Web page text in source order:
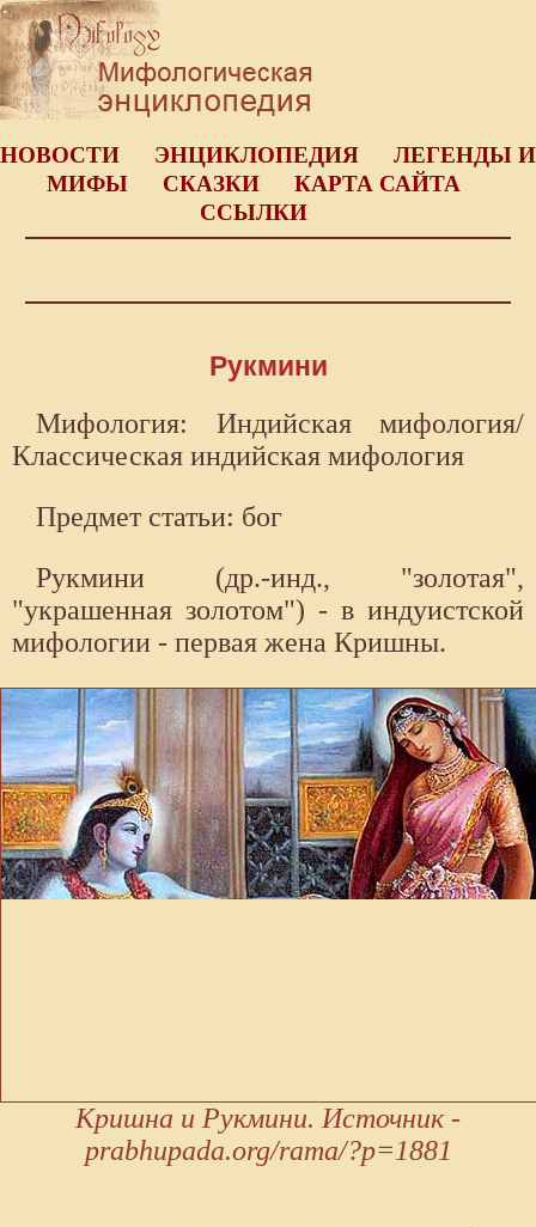
НОВОСТИ ЭНЦИКЛОПЕДИЯ
ЛЕГЕНДЫ И
МИФЫ
СКАЗКИ
КАРТА САЙТА
ССЫЛКИ
Рукмини
Мифология: Индийская мифология/
Классическая индийская мифология
Предмет статьи: бог
Рукмини (др.-инд., "золотая",
"украшенная золотом") - в индуистской
мифологии - первая жена Кришны.
Кришна и Рукмини. Источник -
prabhupada.org/rama/?p=1881